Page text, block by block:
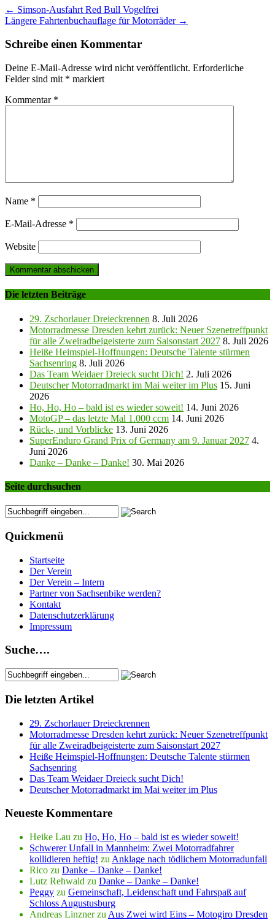
Post
navigation
← Simson-Ausfahrt Red Bull Vogelfrei
Längere Fahrtenbuchauflage für Motorräder →
Schreibe einen Kommentar
Deine E-Mail-Adresse wird nicht veröffentlicht. Erforderliche
Felder sind mit * markiert
Kommentar *
Name *
E-Mail-Adresse *
Website
Die letzten Beiträge
29. Zschorlauer Dreieckrennen 8. Juli 2026
Motorradmesse Dresden kehrt zurück: Neuer Szenetreffpunkt
für alle Zweiradbeigeisterte zum Saisonstart 2027 8. Juli 2026
Heiße Heimspiel-Hoffnungen: Deutsche Talente stürmen
Sachsenring 8. Juli 2026
Das Team Weidaer Dreieck sucht Dich! 2. Juli 2026
Deutscher Motorradmarkt im Mai weiter im Plus 15. Juni
2026
Ho, Ho, Ho – bald ist es wieder soweit! 14. Juni 2026
MotoGP – das letzte Mal 1.000 ccm 14. Juni 2026
Rück-, und Vorblicke 13. Juni 2026
SuperEnduro Grand Prix of Germany am 9. Januar 2027 4.
Juni 2026
Danke – Danke – Danke! 30. Mai 2026
Seite durchsuchen
Quickmenü
Startseite
Der Verein
Der Verein – Intern
Partner von Sachsenbike werden?
Kontakt
Datenschutzerklärung
Impressum
Suche….
Die letzten Artikel
29. Zschorlauer Dreieckrennen
Motorradmesse Dresden kehrt zurück: Neuer Szenetreffpunkt
für alle Zweiradbeigeisterte zum Saisonstart 2027
Heiße Heimspiel-Hoffnungen: Deutsche Talente stürmen
Sachsenring
Das Team Weidaer Dreieck sucht Dich!
Deutscher Motorradmarkt im Mai weiter im Plus
Neueste Kommentare
Heike Lau zu Ho, Ho, Ho – bald ist es wieder soweit!
Schwerer Unfall in Mannheim: Zwei Motorradfahrer
kollidieren heftig! zu Anklage nach tödlichem Motorradunfall
Rico zu Danke – Danke – Danke!
Lutz Rehwald zu Danke – Danke – Danke!
Peggy zu Gemeinschaft, Leidenschaft und Fahrspaß auf
Schloss Augustusburg
Andreas Linznerzu Aus Zwei wird Eins – Motogiro Dresden